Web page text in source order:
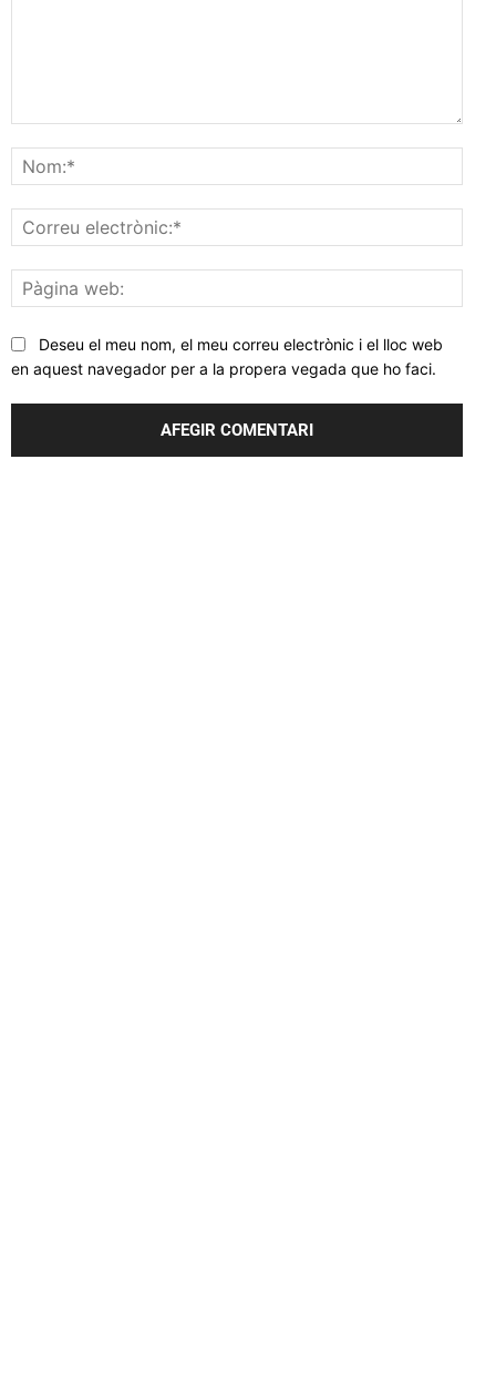
web:
Deseu el meu nom, el meu correu electrònic i el lloc web
en aquest navegador per a la propera vegada que ho faci.